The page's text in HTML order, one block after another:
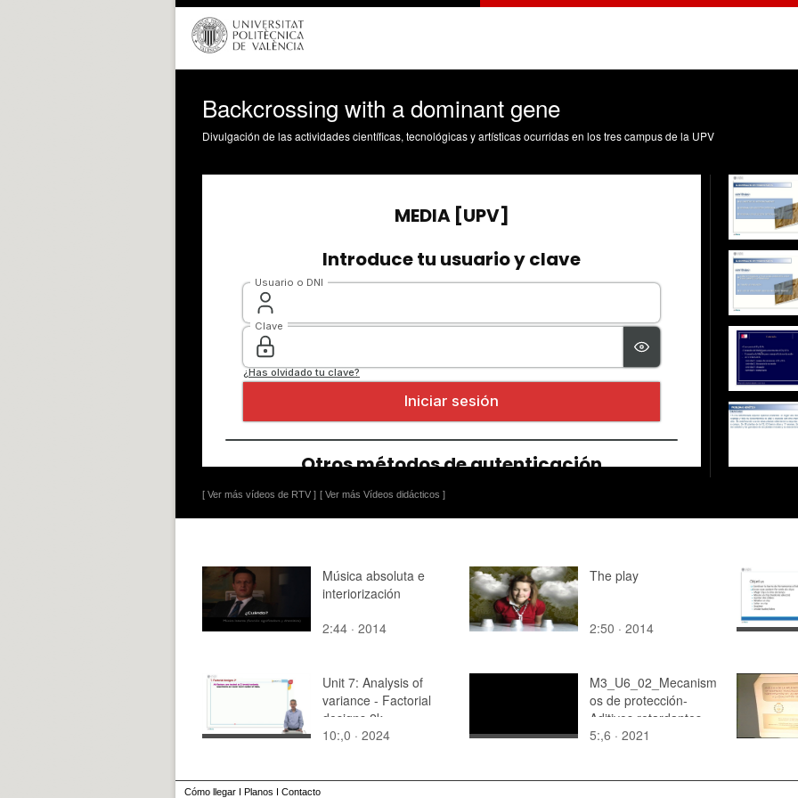
Backcrossing with a dominant gene
Divulgación de las actividades científicas, tecnológicas y artísticas ocurridas en los tres campus de la UPV
[ Ver más vídeos de RTV ] [ Ver más Vídeos didácticos ]
Música absoluta e
interiorización
2:44 · 2014
The play
2:50 · 2014
Unit 7: Analysis of
variance - Factorial
designs 2k
10:,0 · 2024
M3_U6_02_Mecanism
os de protección-
Aditivos retardantes
de llama
5:,6 · 2021
Cómo llegar I Planos I Contacto